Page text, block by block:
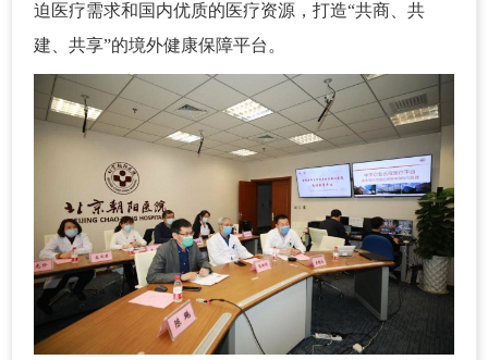
迫医疗需求和国内优质的医疗资源，打造“共商、共
建、共享”的境外健康保障平台。